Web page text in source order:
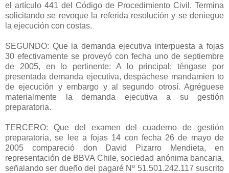
el artículo 441 del Código de Procedimiento Civil. Termina
solicitando se revoque la referida resolución y se deniegue
la ejecución con costas.
SEGUNDO: Que la demanda ejecutiva interpuesta a fojas
30 efectivamente se proveyó con fecha uno de septiembre
de 2005, en lo pertinente: A lo principal; téngase por
presentada demanda ejecutiva, despáchese mandamien to
de ejecución y embargo y al segundo otrosí. Agréguese
materialmente la demanda ejecutiva a su gestión
preparatoria.
TERCERO: Que del examen del cuaderno de gestión
preparatoria, se lee a fojas 14 con fecha 26 de mayo de
2005 compareció don David Pizarro Mendieta, en
representación de BBVA Chile, sociedad anónima bancaria,
señalando ser dueño del pagaré Nº 51.501.242.117 suscrito